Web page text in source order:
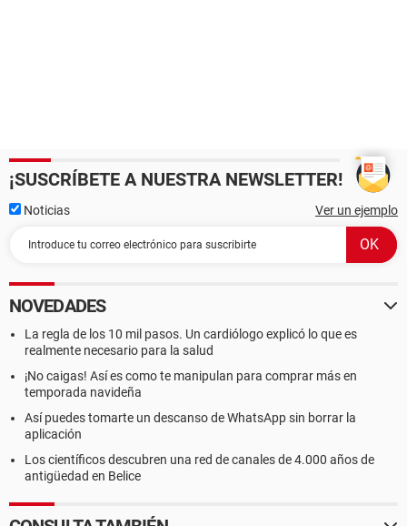
¡SUSCRÍBETE A NUESTRA NEWSLETTER!
Noticias Ver un ejemplo
NOVEDADES
La regla de los 10 mil pasos. Un cardiólogo explicó lo que es
realmente necesario para la salud
¡No caigas! Así es como te manipulan para comprar más en
temporada navideña
Así puedes tomarte un descanso de WhatsApp sin borrar la
aplicación
Los científicos descubren una red de canales de 4.000 años de
antigüedad en Belice